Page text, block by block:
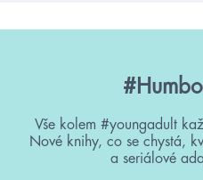
Vše kolem #youngadult
Nové knihy, co se chystá,
a seriálové